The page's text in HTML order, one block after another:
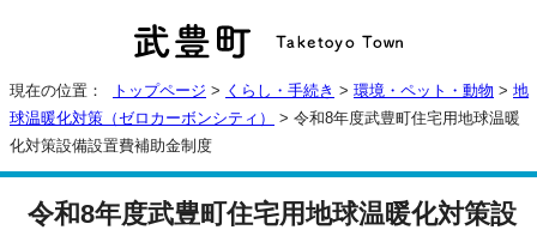
現在の位置： トップページ > くらし・手続き > 環境・ペット・動物 > 地
球温暖化対策（ゼロカーボンシティ）
> 令和8年度武豊町住宅用地球温暖
化対策設備設置費補助金制度
令和8年度武豊町住宅用地球温暖化対策設